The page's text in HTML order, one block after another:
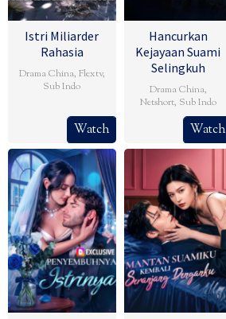
Istri Miliarder
Rahasia
Drama China, Flextv,
Sub Indo
Watch
Hancurkan
Kejayaan Suami
Selingkuh
Drama China,
Netshort, Sub Indo
Watch